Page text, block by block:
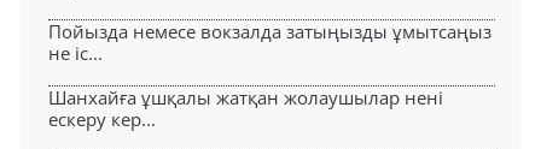
Пойызда немесе вокзалда затыңызды ұмытсаңыз
не іс...
Шанхайға ұшқалы жатқан жолаушылар нені
ескеру кер...